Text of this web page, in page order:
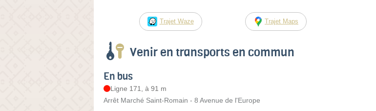
Trajet Waze Trajet Maps
Venir en transports en commun
En bus
Ligne 171, à 91 m
Arrêt Marché Saint-Romain - 8 Avenue de l'Europe